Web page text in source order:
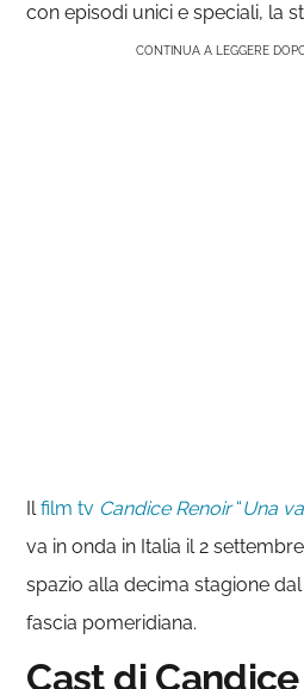
con episodi unici e speciali, la
CONTINUA A LEGGERE
Ilfilm tv Candice Renoir“Una
va in onda in Italia il 2
spazio alla decima stagione
fascia pomeridiana.
Cast di Candice